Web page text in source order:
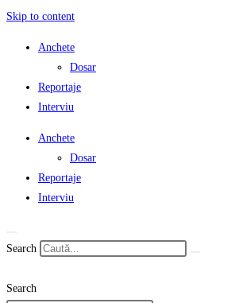
Skip to content
Anchete
Dosar
Reportaje
Interviu
Anchete
Dosar
Reportaje
Interviu
Search
Search